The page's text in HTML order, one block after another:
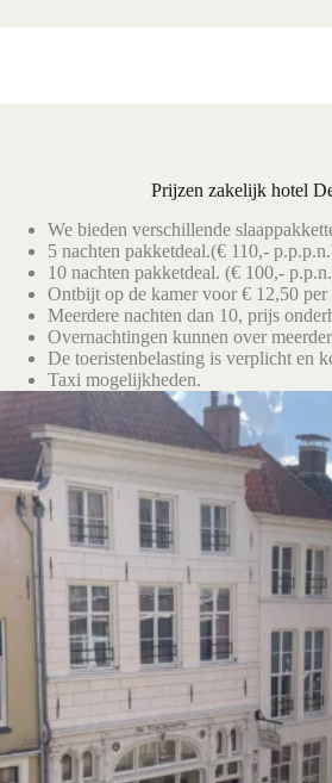
Prijzen zakelijk hotel
We bieden verschillende
5 nachten pakketdeal.(€ 110,-
10 nachten pakketdeal. (€ 100,-
Ontbijt op de kamer voor € 12,50 per
Meerdere nachten dan 10, prijs
Overnachtingen kunnen over
De toeristenbelasting is verplicht en
Taxi mogelijkheden.